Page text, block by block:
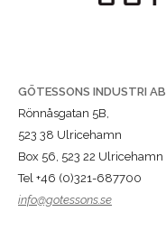
GÖTESSONS INDUSTRI AB
Rönnåsgatan 5B,
523 38 Ulricehamn
Box 56, 523 22 Ulricehamn
Tel +46 (0)321-687700
info@gotessons.se